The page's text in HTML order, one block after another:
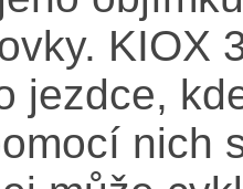
KIOX
jezdce,
nich